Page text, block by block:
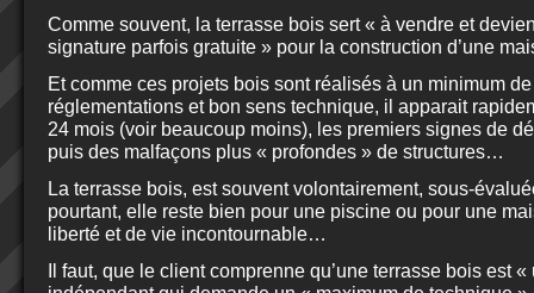
Comme souvent, la terrasse bois sert « à vendre et
signature parfois gratuite » pour la construction d’une
Et comme ces projets bois sont réalisés à un minimum
réglementations et bon sens technique, il apparait
24 mois (voir beaucoup moins), les premiers signes de
puis des malfaçons plus « profondes » de structures…
La terrasse bois, est souvent volontairement, sous-
pourtant, elle reste bien pour une piscine ou pour une
liberté et de vie incontournable…
Il faut, que le client comprenne qu’une terrasse bois est